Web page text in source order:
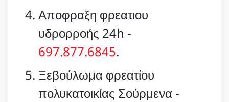
Αποφραξη φρεατιου
υδρορροής 24h -
697.877.6845.
Ξεβούλωμα φρεατίου
πολυκατοικίας Σούρμενα -